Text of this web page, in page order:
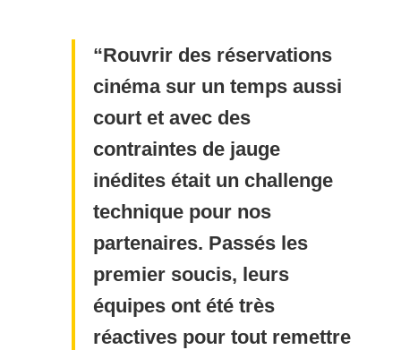
Rouvrir des réservations
cinéma sur un temps aussi
court et avec des
contraintes de jauge
inédites était un challenge
technique pour nos
partenaires. Passés les
premier soucis, leurs
équipes ont été très
réactives pour tout remettre